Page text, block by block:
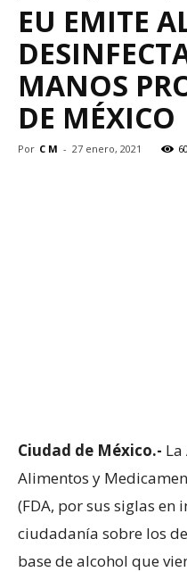
EU EMITE
MANOS
DE MÉXICO
Por C M - 27 enero, 2021
Ciudad de México.-
Alimentos y
(FDA, por sus siglas en
ciudadanía sobre los
base de alcohol que